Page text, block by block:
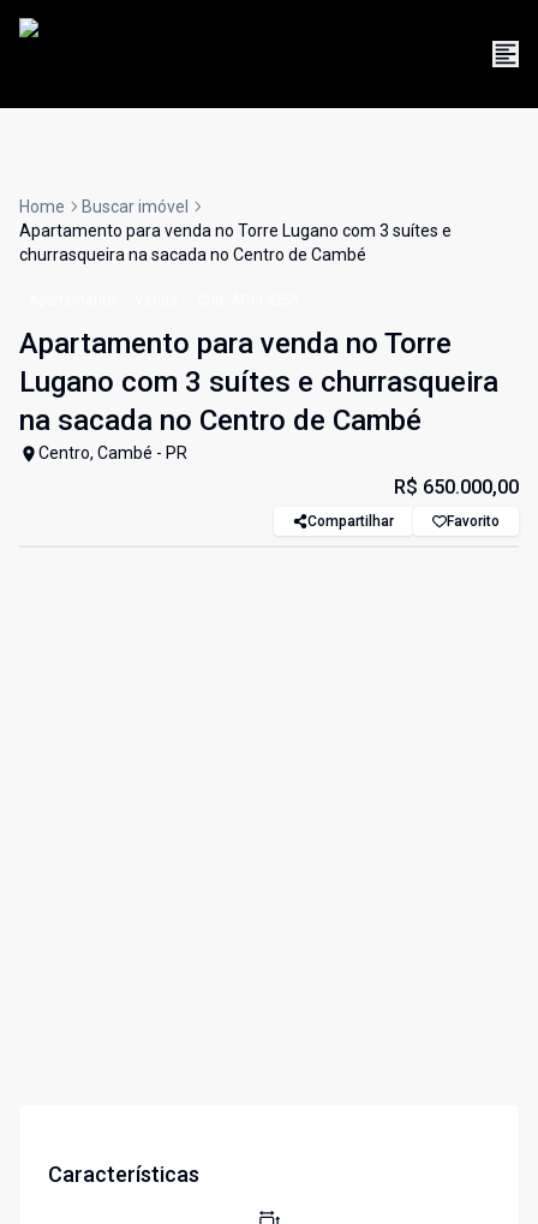
Home
Buscar imóvel
Apartamento para venda no Torre Lugano com 3 suítes e
churrasqueira na sacada no Centro de Cambé
Apartamento para venda no Torre
Lugano com 3 suítes e churrasqueira
na sacada no Centro de Cambé
Centro, Cambé - PR
R$ 650.000,00
Compartilhar Favorito
Características